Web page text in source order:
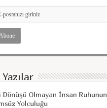
Dönüşü Olmayan İnsan Ruhunun
Yolculuğu